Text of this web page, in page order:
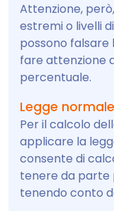
Attenzione,
estremi o livelli
possono falsare
fare attenzione
percentuale.
Legge normale
Per il calcolo
applicare la
consente di
tenere da parte
tenendo conto